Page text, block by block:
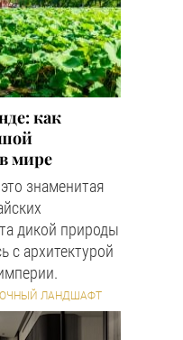
как
мире
знаменитая
дикой природы
с архитектурой
ЛАНДШАФТ